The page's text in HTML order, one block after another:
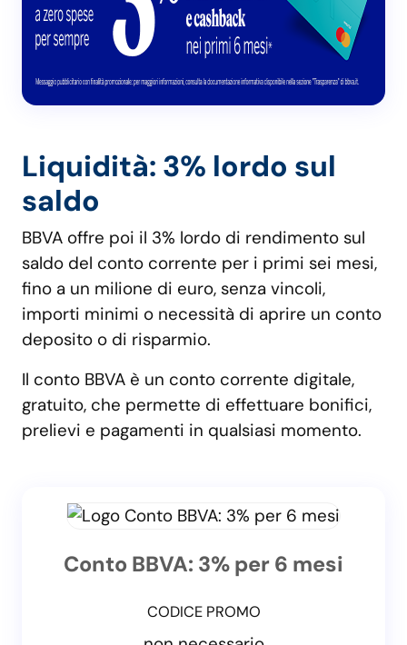
Liquidità: 3% lordo sul
saldo
BBVA offre poi il 3% lordo di rendimento sul
saldo del conto corrente per i primi sei mesi,
fino a un milione di euro, senza vincoli,
importi minimi o necessità di aprire un conto
deposito o di risparmio.
Il conto BBVA è un conto corrente digitale,
gratuito, che permette di effettuare bonifici,
prelievi e pagamenti in qualsiasi momento.
Conto BBVA: 3% per 6 mesi
CODICE PROMO